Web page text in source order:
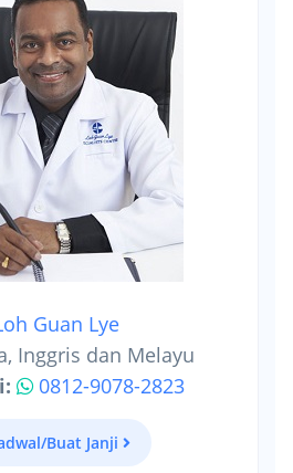
Guan Lye
Inggris dan Melayu
0812-9078-2823
Buat Janji